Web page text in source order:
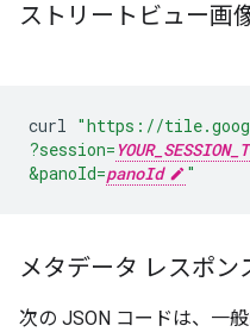
ストリートビュー画
curl "https://
?session=
&panoId=panoId "
メタデータ レスポン
次の JSON コードは、一